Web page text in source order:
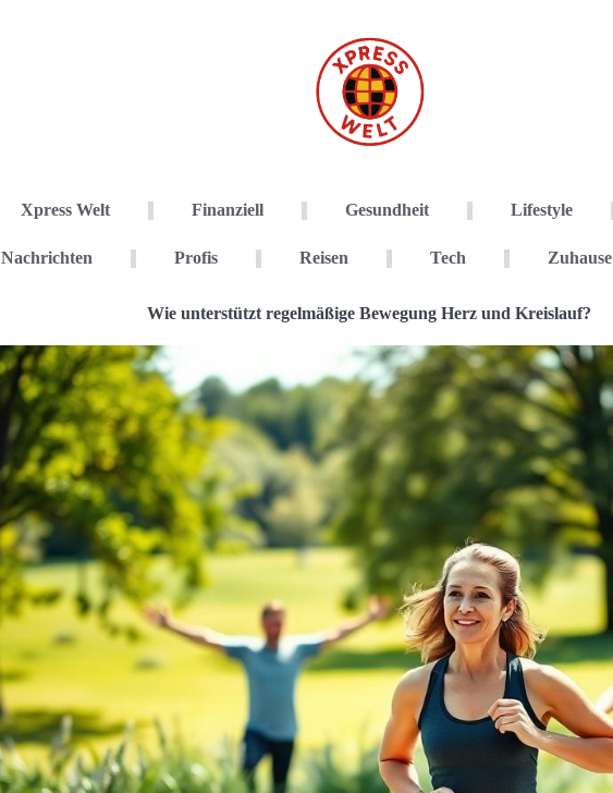
Xpress Welt Finanziell Gesundheit Lifestyle
Nachrichten Profis Reisen Tech Zuhause
Wie unterstützt regelmäßige Bewegung Herz und Kreislauf?